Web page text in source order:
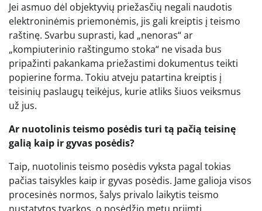
Jei asmuo dėl objektyvių priežasčių negali naudotis
elektroninėmis priemonėmis, jis gali kreiptis į teismo
raštinę. Svarbu suprasti, kad „nenoras“ ar
„kompiuterinio raštingumo stoka“ ne visada bus
pripažinti pakankama priežastimi dokumentus teikti
popierine forma. Tokiu atveju patartina kreiptis į
teisinių paslaugų teikėjus, kurie atliks šiuos veiksmus
už jus.
Ar nuotolinis teismo posėdis turi tą pačią teisinę
galią kaip ir gyvas posėdis?
Taip, nuotolinis teismo posėdis vyksta pagal tokias
pačias taisykles kaip ir gyvas posėdis. Jame galioja visos
procesinės normos, šalys privalo laikytis teismo